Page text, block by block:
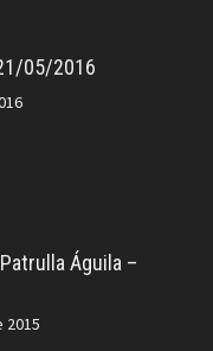
05/2016
Águila –
2015